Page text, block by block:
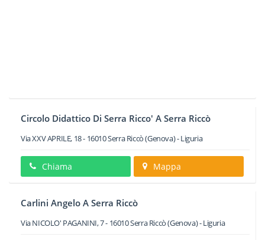
Circolo Didattico Di Serra Ricco' A Serra Riccò
Via XXV APRILE, 18- 16010Serra Riccò(Genova) -Liguria
Chiama Mappa
Carlini Angelo A Serra Riccò
Via NICOLO' PAGANINI, 7- 16010Serra Riccò(Genova) -Liguria